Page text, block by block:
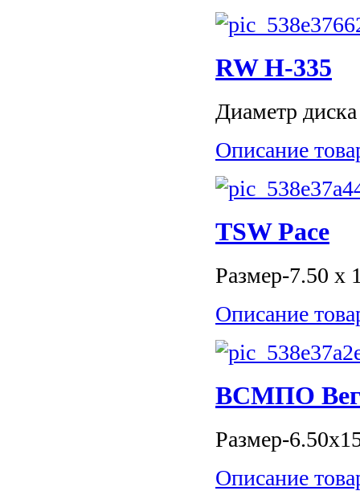
RW H-335
Диаметр
Описание
TSW Pace
Размер-7.50 x
Описание
ВСМПО
Размер-
Описание